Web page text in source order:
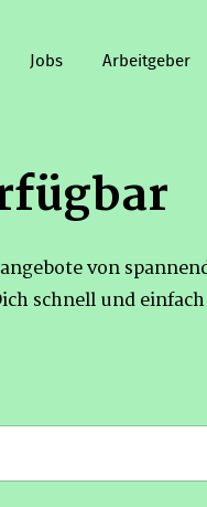
Jobs Arbeitgeber
von
schnell und